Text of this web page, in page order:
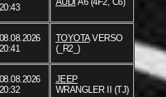
20:43
08.08.2026
20:41
TOYOTAVERSO
(_R2_)
08.08.2026
20:32
JEEP
WRANGLER II (TJ)